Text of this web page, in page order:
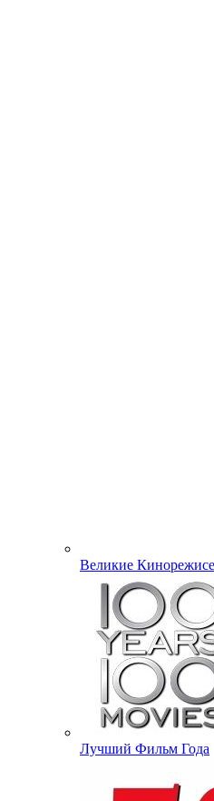
Великие
Лучший Фильм Года